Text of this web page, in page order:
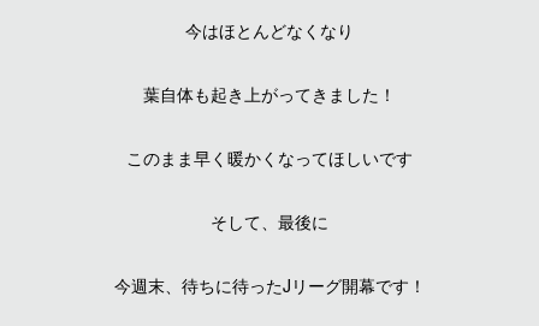
今はほとんどなくなり
葉自体も起き上がってきました！
このまま早く暖かくなってほしいです
そして、最後に
今週末、待ちに待ったJリーグ開幕です！